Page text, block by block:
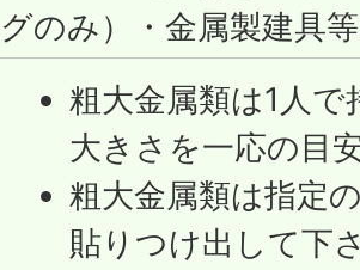
グのみ）・金属製建具等
粗大金属類は1人
大きさを一応の目
粗大金属類は指定
貼りつけ出して下